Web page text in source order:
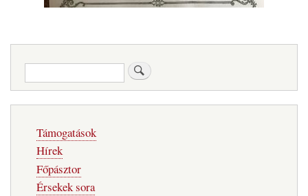
Keresés
navigáció
Támogatások
Hírek
Főpásztor
Érsekek sora